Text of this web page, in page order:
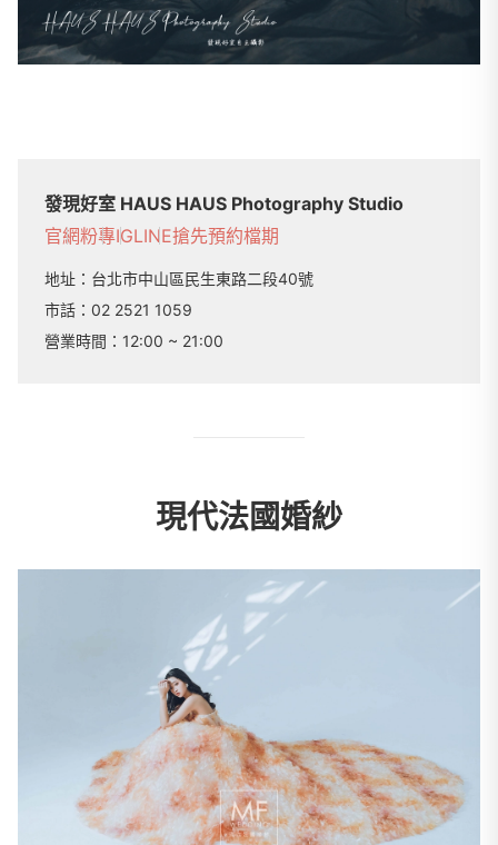
發現好室 HAUS HAUS Photography Studio
官網粉專IGLINE搶先預約檔期
地址： 台北市中山區民生東路二段40號
市話： 02 2521 1059
營業時間： 12:00 ~ 21:00
現代法國婚紗